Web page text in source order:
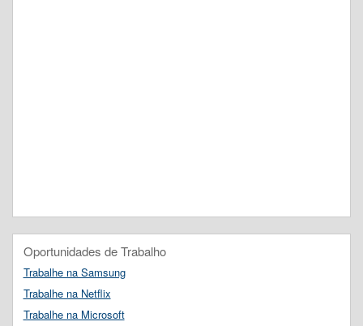
Oportunidades de Trabalho
Trabalhe na Samsung
Trabalhe na Netflix
Trabalhe na Microsoft